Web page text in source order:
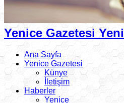
Yenice Gazetesi
Ana Sayfa
Yenice Gazetesi
Künye
İletişim
Haberler
Yenice